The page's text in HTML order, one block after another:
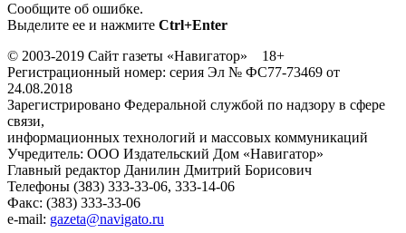
Сообщите об ошибке.
Выделите ее и нажмите Ctrl+Enter
© 2003-2019 Сайт газеты «Навигатор» 18+
Регистрационный номер: серия Эл № ФС77-73469 от
24.08.2018
Зарегистрировано Федеральной службой по надзору в сфере
связи,
информационных технологий и массовых коммуникаций
Учредитель: ООО Издательский Дом «Навигатор»
Главный редактор Данилин Дмитрий Борисович
Телефоны (383) 333-33-06, 333-14-06
Факс: (383) 333-33-06
e-mail: gazeta@navigato.ru